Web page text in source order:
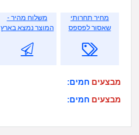
מחיר תחרותי
שאסור לפספס
משלוח מהיר -
המוצר נמצא בארץ
מבצעים חמים:
מבצעים חמים: